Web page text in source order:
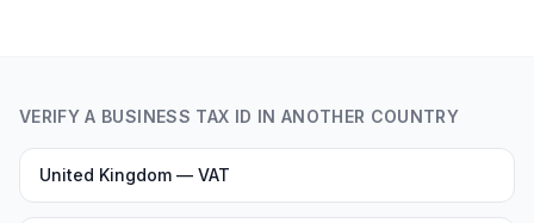
VERIFY A BUSINESS TAX ID IN ANOTHER COUNTRY
United Kingdom — VAT